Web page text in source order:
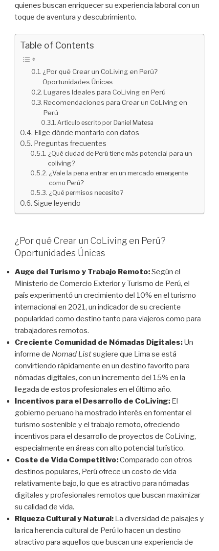
quienes buscan enriquecer su experiencia laboral con un
toque de aventura y descubrimiento.
Table of Contents
¿Por qué Crear un CoLiving en Perú?
Oportunidades Únicas
Lugares Ideales para CoLiving en Perú
Recomendaciones para Crear un CoLiving en
Perú
Artículo escrito por Daniel Matesa
Elige dónde montarlo con datos
Preguntas frecuentes
¿Qué ciudad de Perú tiene más potencial para un
coliving?
¿Vale la pena entrar en un mercado emergente
como Perú?
¿Qué permisos necesito?
Sigue leyendo
¿Por qué Crear un CoLiving en Perú?
Oportunidades Únicas
Auge del Turismo y Trabajo Remoto:Según el
Ministerio de Comercio Exterior y Turismo de Perú, el
país experimentó un crecimiento del 10% en el turismo
internacional en 2021, un indicador de su creciente
popularidad como destino tanto para viajeros como para
trabajadores remotos.
Creciente Comunidad de Nómadas Digitales: Un
informe de Nomad Listsugiere que Lima se está
convirtiendo rápidamente en un destino favorito para
nómadas digitales, con un incremento del 15% en la
llegada de estos profesionales en el último año.
Incentivos para el Desarrollo de CoLiving: El
gobierno peruano ha mostrado interés en fomentar el
turismo sostenible y el trabajo remoto, ofreciendo
incentivos para el desarrollo de proyectos de CoLiving,
especialmente en áreas con alto potencial turístico.
Coste de Vida Competitivo:Comparado con otros
destinos populares, Perú ofrece un costo de vida
relativamente bajo, lo que es atractivo para nómadas
digitales y profesionales remotos que buscan maximizar
su calidad de vida.
Riqueza Cultural y Natural: La diversidad de paisajes y
la rica herencia cultural de Perú lo hacen un destino
atractivo para aquellos que buscan una experiencia de